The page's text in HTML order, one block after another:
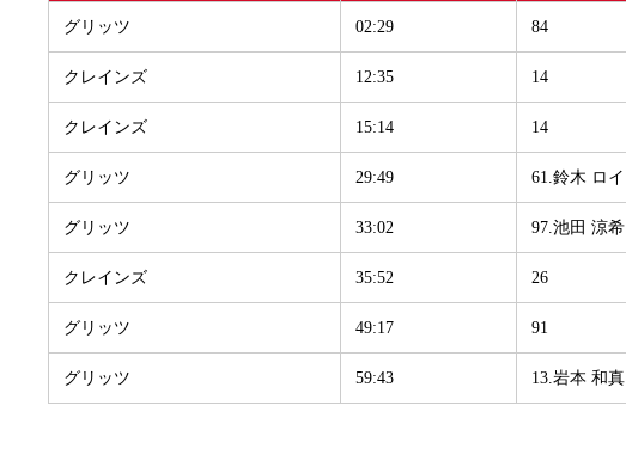
グリッツ 02:29 84
クレインズ 12:35 14
クレインズ 15:14 14
グリッツ 29:49 61.鈴木 ロイ
グリッツ 33:02 97.池田 涼希
クレインズ 35:52 26
グリッツ 49:17 91
グリッツ 59:43 13.岩本 和真